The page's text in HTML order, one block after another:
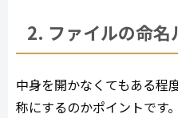
2. ファイルの命名
中身を開かなくてもある程
称にするのかポイントです